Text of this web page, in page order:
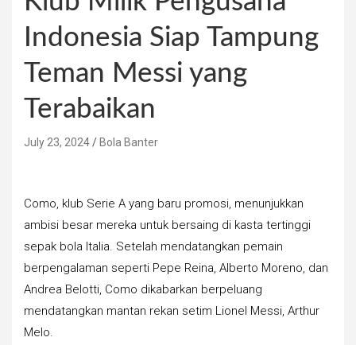
Indonesia Siap Tampung
Teman Messi yang
Terabaikan
July 23, 2024 Bola Banter
Como, klub Serie A yang baru promosi, menunjukkan
ambisi besar mereka untuk bersaing di kasta tertinggi
sepak bola Italia. Setelah mendatangkan pemain
berpengalaman seperti Pepe Reina, Alberto Moreno, dan
Andrea Belotti, Como dikabarkan berpeluang
mendatangkan mantan rekan setim Lionel Messi, Arthur
Melo.